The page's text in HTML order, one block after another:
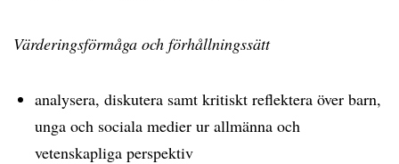
Värderingsförmåga och förhållningssätt
analysera, diskutera samt kritiskt reflektera över barn,
unga och sociala medier ur allmänna och
vetenskapliga perspektiv